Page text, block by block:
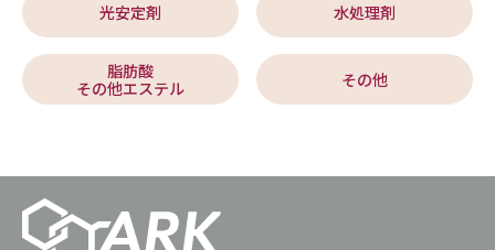
光安定剤 水処理剤
脂肪酸
その他エステル
その他